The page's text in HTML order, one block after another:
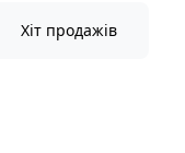
Хіт продажів